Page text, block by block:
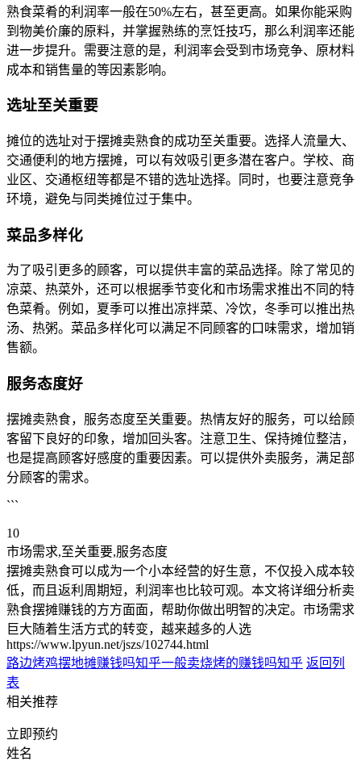
熟食菜肴的利润率一般在50%左右，甚至更高。如果你能采购
到物美价廉的原料，并掌握熟练的烹饪技巧，那么利润率还能
进一步提升。需要注意的是，利润率会受到市场竞争、原材料
成本和销售量的等因素影响。
选址至关重要
摊位的选址对于摆摊卖熟食的成功至关重要。选择人流量大、
交通便利的地方摆摊，可以有效吸引更多潜在客户。学校、商
业区、交通枢纽等都是不错的选址选择。同时，也要注意竞争
环境，避免与同类摊位过于集中。
菜品多样化
为了吸引更多的顾客，可以提供丰富的菜品选择。除了常见的
凉菜、热菜外，还可以根据季节变化和市场需求推出不同的特
色菜肴。例如，夏季可以推出凉拌菜、冷饮，冬季可以推出热
汤、热粥。菜品多样化可以满足不同顾客的口味需求，增加销
售额。
服务态度好
摆摊卖熟食，服务态度至关重要。热情友好的服务，可以给顾
客留下良好的印象，增加回头客。注意卫生、保持摊位整洁，
也是提高顾客好感度的重要因素。可以提供外卖服务，满足部
分顾客的需求。
```
10
市场需求,至关重要,服务态度
摆摊卖熟食可以成为一个小本经营的好生意，不仅投入成本较
低，而且返利周期短，利润率也比较可观。本文将详细分析卖
熟食摆摊赚钱的方方面面，帮助你做出明智的决定。市场需求
巨大随着生活方式的转变，越来越多的人选
https://www.lpyun.net/jszs/102744.html
路边烤鸡摆地摊赚钱吗知乎一般卖烧烤的赚钱吗知乎 返回列
表
相关推荐
立即预约
姓名